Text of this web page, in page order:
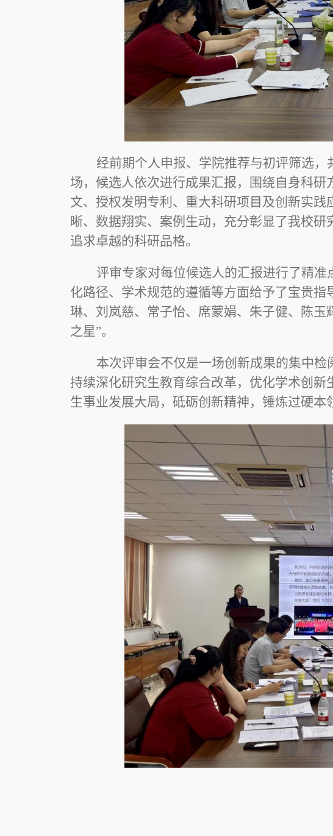
经前期个人申报、学院推荐与初评筛选，
场，候选人依次进行成果汇报，围绕自身科
文、授权发明专利、重大科研项目及创新实
晰、数据翔实、案例生动，充分彰显了我校
追求卓越的科研品格。
评审专家对每位候选人的汇报进行了精
化路径、学术规范的遵循等方面给予了宝贵
琳、刘岚慈、常子怡、席蒙娟、朱子健、陈玉
之星”。
本次评审会不仅是一场创新成果的集中
持续深化研究生教育综合改革，优化学术创
生事业发展大局，砥砺创新精神，锤炼过硬本